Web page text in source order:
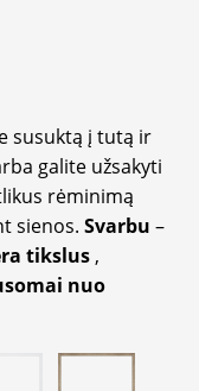
susuktą į tutą ir
galite užsakyti
rėminimą
sienos. Svarbu –
tikslus,
nuo